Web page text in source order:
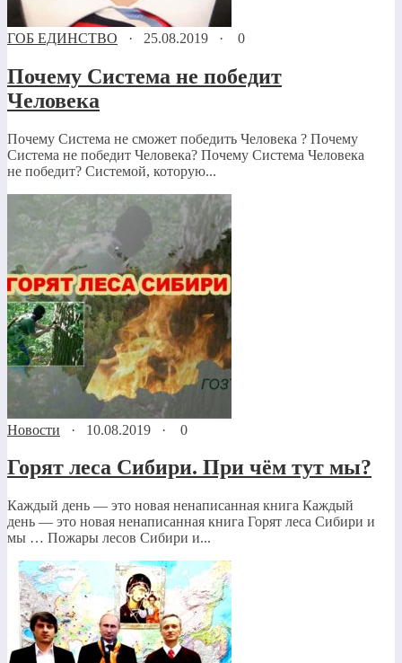
ГОБ ЕДИНСТВО · 25.08.2019 · 0
Почему Система не победит
Человека
Почему Система не сможет победить Человека ? Почему
Система не победит Человека? Почему Система Человека
не победит? Системой, которую...
Новости · 10.08.2019 · 0
Горят леса Сибири. При чём тут мы?
Каждый день — это новая ненаписанная книга Каждый
день — это новая ненаписанная книга Горят леса Сибири и
мы … Пожары лесов Сибири и...